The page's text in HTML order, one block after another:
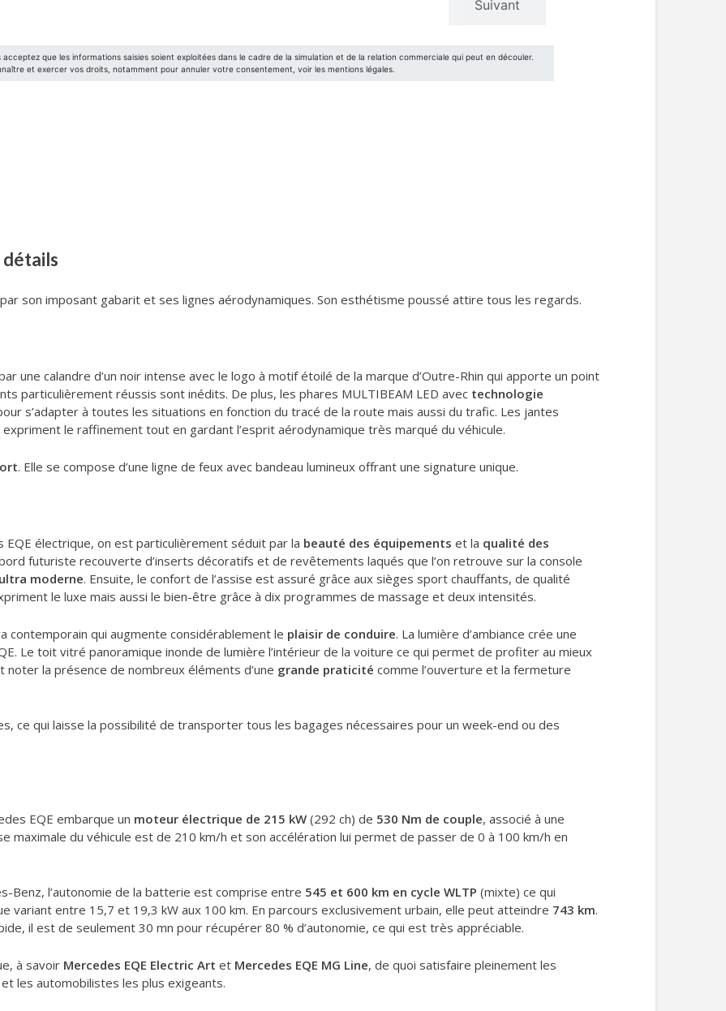
détails
son imposant gabarit et ses lignes aérodynamiques. Son esthétisme poussé attire tous les regards.
une calandre d’un noir intense avec le logo à motif étoilé de la marque d’Outre-Rhin qui apporte un point
particulièrement réussis sont inédits. De plus, les phares MULTIBEAM LED avec technologie
s’adapter à toutes les situations en fonction du tracé de la route mais aussi du trafic. Les jantes
le raffinement tout en gardant l’esprit aérodynamique très marqué du véhicule.
. Elle se compose d’une ligne de feux avec bandeau lumineux offrant une signature unique.
EQE électrique, on est particulièrement séduit par la beauté des équipements et la qualité des
futuriste recouverte d’inserts décoratifs et de revêtements laqués que l’on retrouve sur la console
moderne. Ensuite, le confort de l’assise est assuré grâce aux sièges sport chauffants, de qualité
le luxe mais aussi le bien-être grâce à dix programmes de massage et deux intensités.
contemporain qui augmente considérablement le plaisir de conduire. La lumière d’ambiance crée une
Le toit vitré panoramique inonde de lumière l’intérieur de la voiture ce qui permet de profiter au mieux
la présence de nombreux éléments d’une grande praticité comme l’ouverture et la fermeture
ce qui laisse la possibilité de transporter tous les bagages nécessaires pour un week-end ou des
EQE embarque un moteur électrique de 215 kW (292 ch) de 530 Nm de couple, associé à une
maximale du véhicule est de 210 km/h et son accélération lui permet de passer de 0 à 100 km/h en
Benz, l’autonomie de la batterie est comprise entre 545 et 600 km en cycle WLTP (mixte) ce qui
variant entre 15,7 et 19,3 kW aux 100 km. En parcours exclusivement urbain, elle peut atteindre 743 km.
il est de seulement 30 mn pour récupérer 80 % d’autonomie, ce qui est très appréciable.
à savoir Mercedes EQE Electric Art et Mercedes EQE MG Line, de quoi satisfaire pleinement les
les automobilistes les plus exigeants.